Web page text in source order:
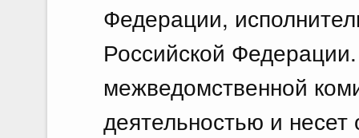
Федерации,
Российской
межведомственной
деятельностью и несет